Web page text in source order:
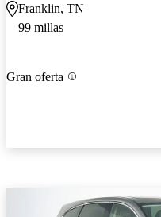
Franklin, TN
99 millas
Gran oferta